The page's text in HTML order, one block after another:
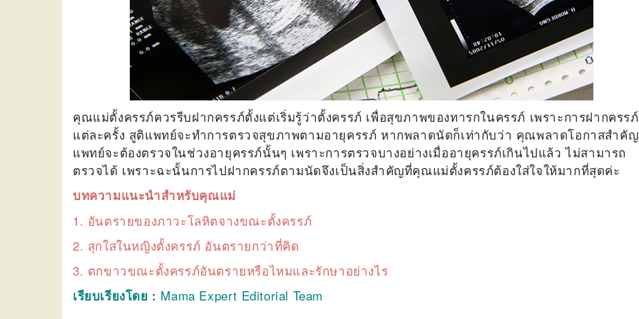
คุณแม่ตั้งครรภ์ควรรีบฝากครรภ์ตั้งแต่เริ่มรู้ว่าตั้งครรภ์ เพื่อสุขภาพของทารกในครรภ์ เพราะการฝากครรภ์
แต่ละครั้ง สูติแพทย์จะทำการตรวจสุขภาพตามอายุครรภ์ หากพลาดนัดก็เท่ากับว่า คุณพลาดโอกาสสำคั
แพทย์จะต้องตรวจในช่วงอายุครรภ์นั้นๆ เพราะการตรวจบางอย่างเมื่ออายุครรภ์เกินไปแล้ว ไม่สามารถ
ตรวจได้ เพราะฉะนั้นการไปฝากครรภ์ตามนัดจึงเป็นสิ่งสำคัญที่คุณแม่ตั้งครรภ์ต้องใส่ใจให้มากที่สุดค่ะ
บทความแนะนำสำหรับคุณแม่
1. อันตรายของภาวะโลหิตจางขณะตั้งครรภ์
2. สุกใสในหญิงตั้งครรภ์ อันตรายกว่าที่คิด
3. ตกขาวขณะตั้งครรภ์อันตรายหรือไหมและรักษาอย่างไร
เรียบเรียงโดย : Mama Expert Editorial Team